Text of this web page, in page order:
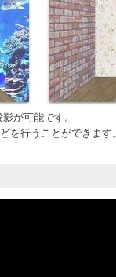
が可能です。
を行うことができます。